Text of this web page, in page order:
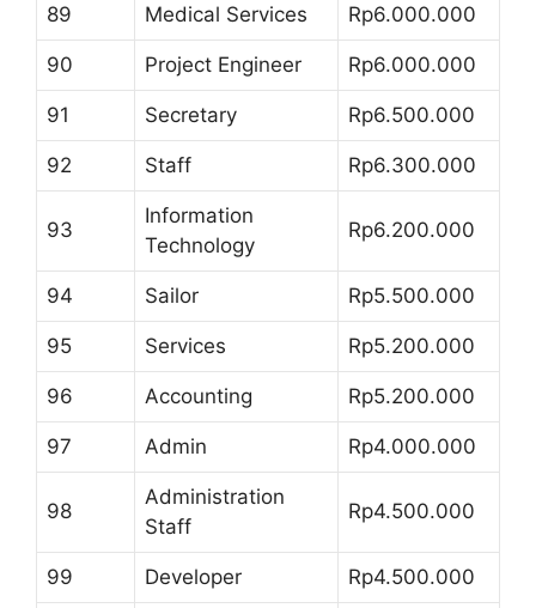
89 Medical Services Rp6.000.000
90 Project Engineer Rp6.000.000
91 Secretary Rp6.500.000
92 Staff Rp6.300.000
93
Information
Technology
Rp6.200.000
94 Sailor Rp5.500.000
95 Services Rp5.200.000
96 Accounting Rp5.200.000
97 Admin Rp4.000.000
98
Administration
Staff
Rp4.500.000
99 Developer Rp4.500.000